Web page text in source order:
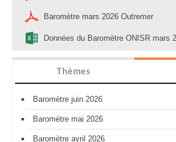
Baromètre mars 2026 Outremer
Données du Baromètre ONISR mars
Thèmes
Baromètre juin 2026
Baromètre mai 2026
Baromètre avril 2026